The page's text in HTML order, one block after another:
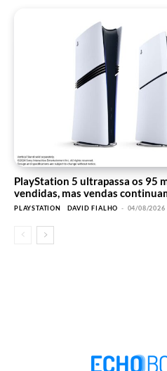
PlayStation 5 ultrapassa os 95
vendidas, mas vendas
PLAYSTATION DAVID FIALHO - 04/08/2026